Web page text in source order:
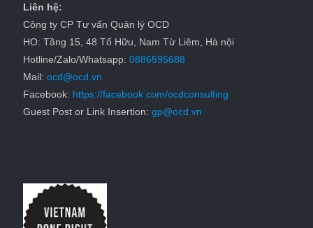
Liên hệ:
Công ty CP Tư vấn Quản lý OCD
HO: Tầng 15, 48 Tố Hữu, Nam Từ Liêm, Hà nội
Hotline/Zalo/Whatsapp: 0886595688
Mail: ocd@ocd.vn
Facebook: https://facebook.com/ocdconsulting
Guest Post or Link Insertion: gp@ocd.vn